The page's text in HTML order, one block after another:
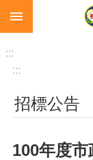
跳到主要內容區
市
民
:::
:::
招標公告
100年度